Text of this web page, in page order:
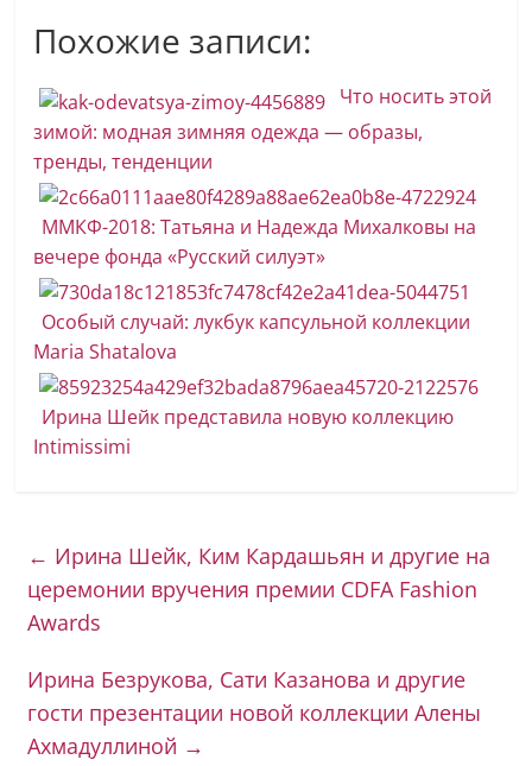
Похожие записи:
Что носить этой
зимой: модная зимняя одежда — образы,
тренды, тенденции
ММКФ-2018: Татьяна и Надежда Михалковы на
вечере фонда «Русский силуэт»
Особый случай: лукбук капсульной коллекции
Maria Shatalova
Ирина Шейк представила новую коллекцию
Intimissimi
← Ирина Шейк, Ким Кардашьян и другие на
церемонии вручения премии CDFA Fashion
Awards
Ирина Безрукова, Сати Казанова и другие
гости презентации новой коллекции Алены
Ахмадуллиной →